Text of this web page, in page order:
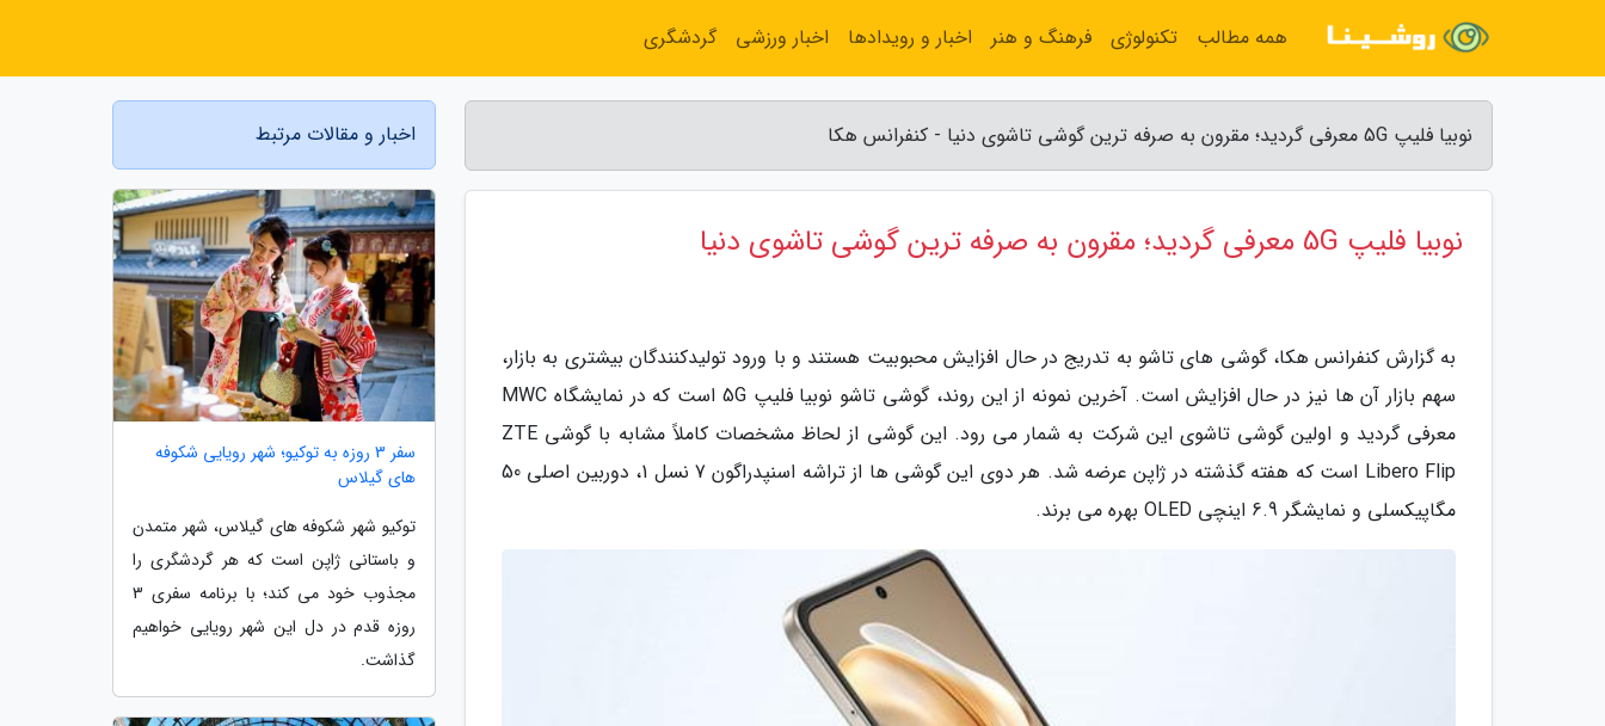
نوبیا فلیپ 5G معرفی گردید؛ مقرون به صرفه ترین گوشی تاشوی دنیا - کنفرانس هکا
نوبیا فلیپ 5G معرفی گردید؛ مقرون به صرفه ترین گوشی تاشوی دنیا
به گزارش کنفرانس هکا، گوشی های تاشو به تدریج در حال افزایش محبوبیت هستند و با ورود تولیدکنندگان بیشتری به بازار،
سهم بازار آن ها نیز در حال افزایش است. آخرین نمونه از این روند، گوشی تاشو نوبیا فلیپ 5G است که در نمایشگاه MWC
معرفی گردید و اولین گوشی تاشوی این شرکت به شمار می رود. این گوشی از لحاظ مشخصات کاملاً مشابه با گوشی ZTE
Libero Flip است که هفته گذشته در ژاپن عرضه شد. هر دوی این گوشی ها از تراشه اسنپدراگون 7 نسل 1، دوربین اصلی 50
مگاپیکسلی و نمایشگر 6.9 اینچی OLED بهره می برند.
اخبار و مقالات مرتبط
سفر 3 روزه به توکیو؛ شهر رویایی شکوفه
های گیلاس
توکیو شهر شکوفه های گیلاس، شهر متمدن
و باستانی ژاپن است که هر گردشگری را
مجذوب خود می کند؛ با برنامه سفری 3
روزه قدم در دل این شهر رویایی خواهیم
گذاشت.
همه مطالب تکنولوژی فرهنگ و هنر اخبار و رویدادها اخبار ورزشی گردشگری